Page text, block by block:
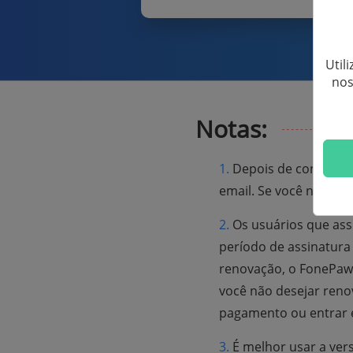
Notas:
1. Depois de concluir
email. Se você não
2. Os usuários que
período de
renovação, o
você não desejar
pagamento ou entrar
3. É melhor usar a